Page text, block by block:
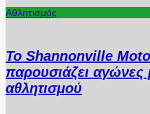
Αθλητισμός
Το Shannonville
παρουσιάζει αγώνες
αθλητισμού